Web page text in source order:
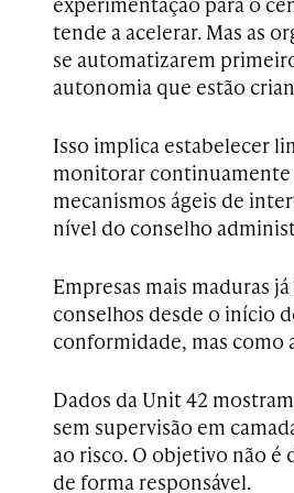
tende a acelerar. Mas as
se automatizarem
autonomia que estão
Isso implica estabelecer
monitorar
mecanismos ágeis de
nível do conselho
Empresas mais maduras
conselhos desde o início
conformidade, mas como
Dados da Unit 42
sem supervisão em
ao risco. O objetivo não é
de forma responsável.